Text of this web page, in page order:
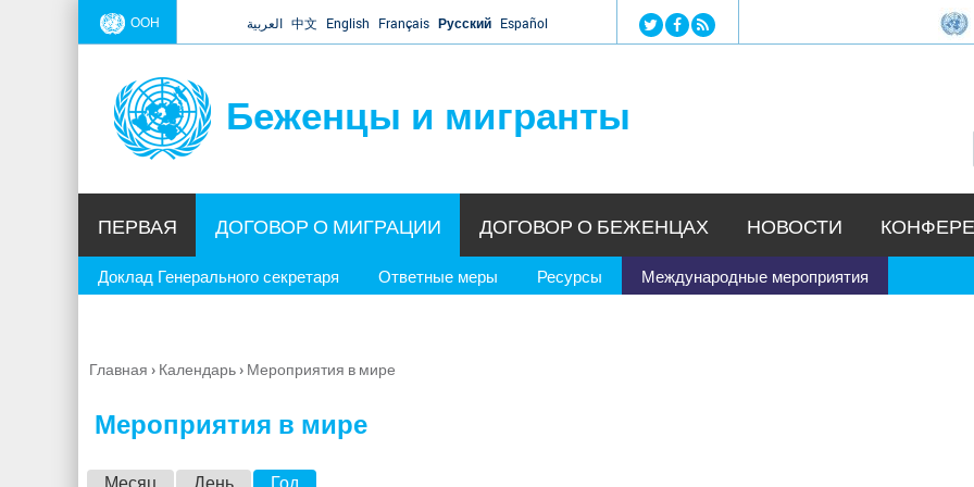
Jump to navigation
ООН العربية 中文 English Français Русский Español
Беженцы и мигранты
ПЕРВАЯ ДОГОВОР О МИГРАЦИИ
Доклад Генерального секретаря Ответные меры Ресурсы Международные мероприятия
ДОГОВОР О БЕЖЕНЦАХ НОВОСТИ
Вы
Главная › Календарь› Мероприятия в мире
Мероприятия в мире